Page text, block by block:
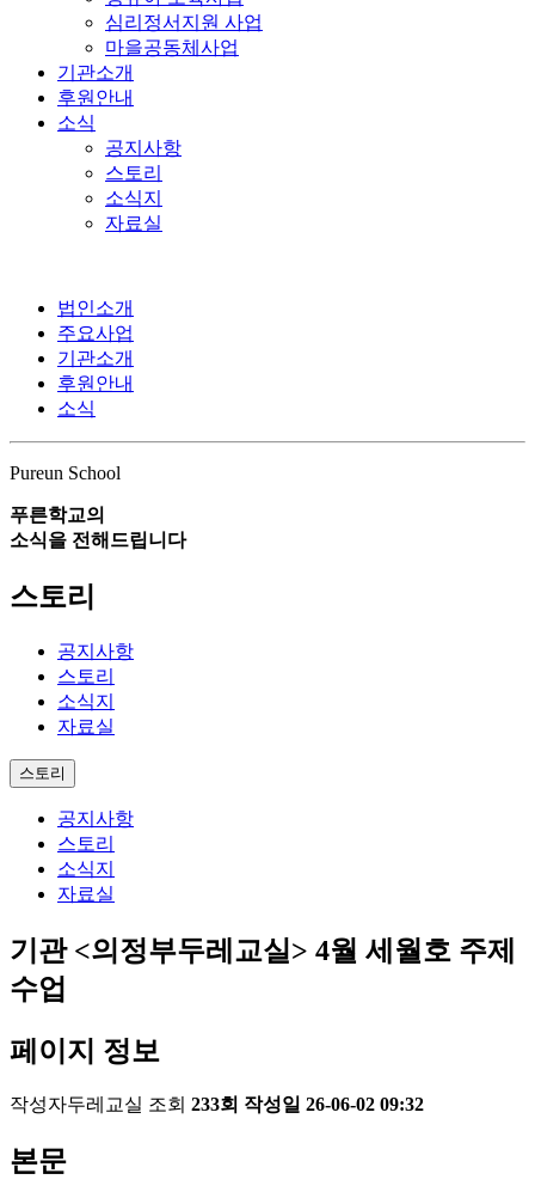
심리정서지원 사업
마을공동체사업
기관소개
후원안내
소식
공지사항
스토리
소식지
자료실
법인소개
주요사업
기관소개
후원안내
소식
Pureun School
푸른학교의
소식을 전해드립니다
스토리
공지사항
스토리
소식지
자료실
스토리
공지사항
스토리
소식지
자료실
기관 <의정부두레교실> 4월 세월호 주제
수업
페이지 정보
작성자두레교실 조회 233회 작성일 26-06-02 09:32
본문